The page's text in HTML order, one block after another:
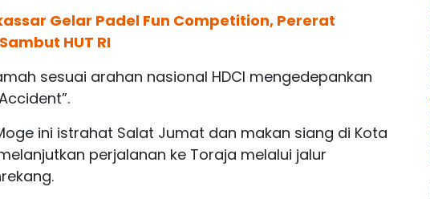
Gelar Padel Fun Competition, Pererat
HUT RI
sesuai arahan nasional HDCI mengedepankan
ini istrahat Salat Jumat dan makan siang di Kota
perjalanan ke Toraja melalui jalur